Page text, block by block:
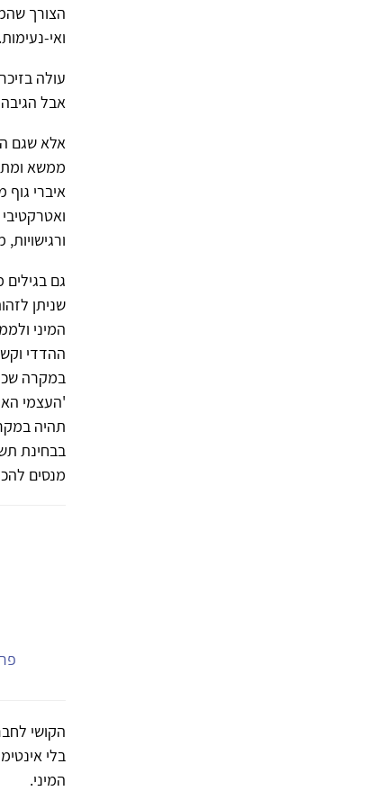
הצורך
ואי-נעימות.
עולה
אבל
אלא שגם
ממשא
איברי
גם בגילים
שניתן
המיני
ההדדי
במקרה
'העצמי
תהיה
בבחינת
מנסים
הקושי
בלי
המיני.